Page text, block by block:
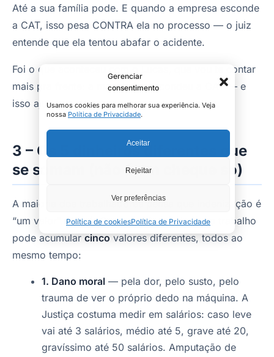
Gerenciar
consentimento
Usamos cookies para melhorar sua experiência. Veja
nossa Política de Privacidade.
Aceitar
Rejeitar
Ver preferências
Política de cookiesPolítica de Privacidade
Até a sua família pode. E quando a empresa esconde
a CAT, isso pesa CONTRA ela no processo — o juiz
entende que ela tentou abafar o acidente.
Foi o que aconteceu com o Lucas, que vou te contar
mais pra frente: a madeireira escondeu a CAT — e
isso ajudou a derrubar a empresa na Justiça.
3 – Os 5 dinheiros diferentes que
se somam (não é um cheque só)
A maioria dos trabalhadores pensa que indenização é
“um valor”. Não é. Quem perde um dedo no trabalho
pode acumular cinco valores diferentes, todos ao
mesmo tempo:
1. Dano moral — pela dor, pelo susto, pelo
trauma de ver o próprio dedo na máquina. A
Justiça costuma medir em salários: caso leve
vai até 3 salários, médio até 5, grave até 20,
gravíssimo até 50 salários. Amputação de